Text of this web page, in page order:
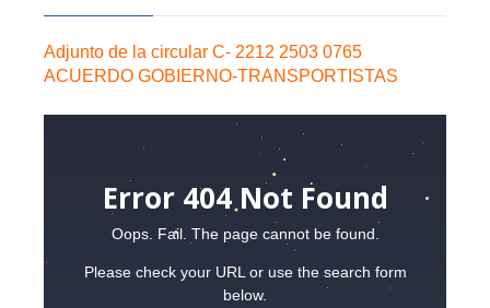
Adjunto de la circular C- 2212 2503 0765
ACUERDO GOBIERNO-TRANSPORTISTAS